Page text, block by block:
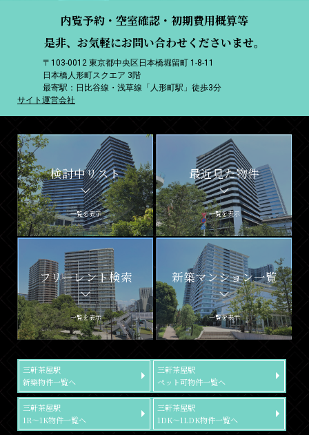
内覧予約・空室確認・初期費用概算等
是非、お気軽にお問い合わせくださいませ。
〒103-0012 東京都中央区日本橋堀留町 1-8-11
日本橋人形町スクエア 3階
最寄駅：日比谷線・浅草線「人形町駅」徒歩3分
サイト運営会社
検討中リスト
一覧を表示
最近見た物件
一覧を表示
フリーレント検索
一覧を表示
新築マンション一覧
一覧を表示
三軒茶屋駅
新築物件一覧へ
三軒茶屋駅
ペット可物件一覧へ
三軒茶屋駅
1R～1K物件一覧へ
三軒茶屋駅
1DK～1LDK物件一覧へ